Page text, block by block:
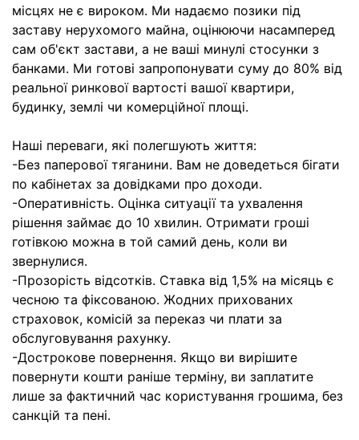
місцях не є вироком. Ми надаємо позики під
заставу нерухомого майна, оцінюючи насамперед
сам об'єкт застави, а не ваші минулі стосунки з
банками. Ми готові запропонувати суму до 80% від
реальної ринкової вартості вашої квартири,
будинку, землі чи комерційної площі.
Наші переваги, які полегшують життя:
-Без паперової тяганини. Вам не доведеться бігати
по кабінетах за довідками про доходи.
-Оперативність. Оцінка ситуації та ухвалення
рішення займає до 10 хвилин. Отримати гроші
готівкою можна в той самий день, коли ви
звернулися.
-Прозорість відсотків. Ставка від 1,5% на місяць є
чесною та фіксованою. Жодних прихованих
страховок, комісій за переказ чи плати за
обслуговування рахунку.
-Дострокове повернення. Якщо ви вирішите
повернути кошти раніше терміну, ви заплатите
лише за фактичний час користування грошима, без
санкцій та пені.